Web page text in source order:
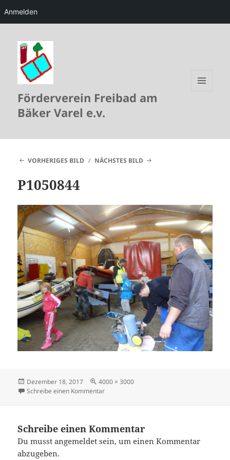
Anmelden
Förderverein Freibad am
Bäker Varel e.v.
VORHERIGES BILD NÄCHSTES BILD
P1050844
Veröffentlicht
am
Dezember 18, 2017 Originalgröße
4000 × 3000
Schreibe einen Kommentarzu P1050844
Schreibe einen Kommentar
Du musstangemeldet sein, um einen Kommentar
abzugeben.